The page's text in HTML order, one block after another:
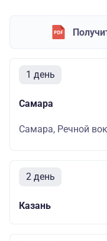
1 день
Самара
Самара, Речной
2 день
Казань